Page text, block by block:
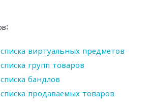
виртуальных предметов
групп товаров
бандлов
продаваемых товаров